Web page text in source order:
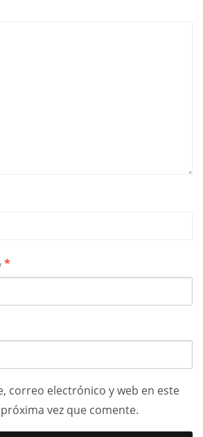
*
correo electrónico y web en este
vez que comente.